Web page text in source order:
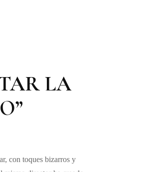
LA
con toques bizarros y